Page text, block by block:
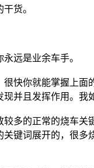
货。
远是业余车手。
快你就能掌握上
并且发挥作用。我
多的正常的烧车关
键词展开的，很